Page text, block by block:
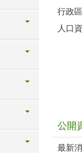
行政
人口
公開
最新